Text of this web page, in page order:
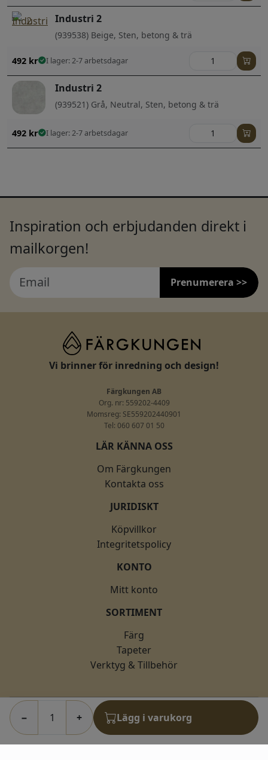
− + Lägg i varukorg
Industri 2
(939538) Beige, Sten, betong & trä
492 kr I lager: 2-7 arbetsdagar
Industri 2
(939521) Grå, Neutral, Sten, betong & trä
492 kr I lager: 2-7 arbetsdagar
Inspiration och erbjudanden direkt i
mailkorgen!
Prenumerera >>
Vi brinner för inredning och design!
Färgkungen AB
Org. nr: 559202-4409
Momsreg: SE559202440901
Tel: 060 607 01 50
LÄR KÄNNA OSS
Om Färgkungen
Kontakta oss
JURIDISKT
Köpvillkor
Integritetspolicy
KONTO
Mitt konto
SORTIMENT
Färg
Tapeter
Verktyg & Tillbehör
© 2026 fargkungen.se